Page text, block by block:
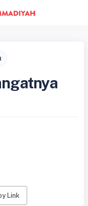
Link